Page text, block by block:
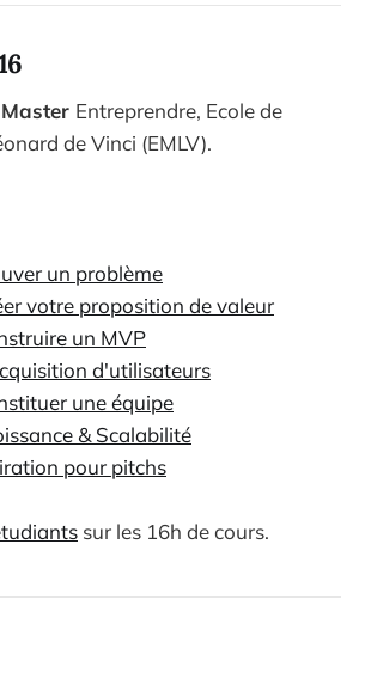
Entreprendre, Ecole de
de Vinci (EMLV).
un problème
votre proposition de valeur
un MVP
d'utilisateurs
une équipe
& Scalabilité
pour pitchs
sur les 16h de cours.